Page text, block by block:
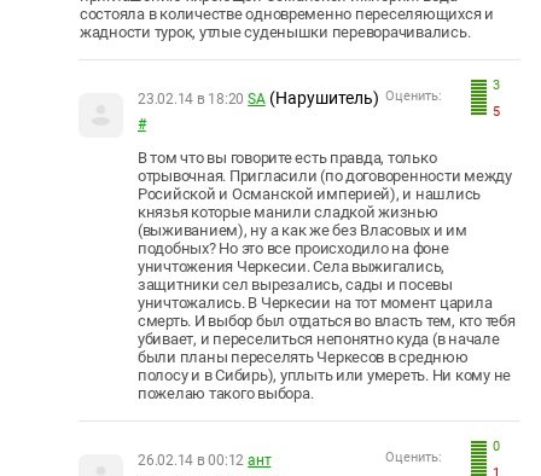
состояла в количестве одновременно переселяющихся и
жадности турок, утлые суденышки переворачивались.
3
5
Оценить:
23.02.14 в 18:20 SA (Нарушитель)
#
В том что вы говорите есть правда, только
отрывочная. Пригласили (по договоренности между
Росийской и Османской империей), и нашлись
князья которые манили сладкой жизнью
(выживанием), ну а как же без Власовых и им
подобных? Но это все происходило на фоне
уничтожения Черкесии. Села выжигались,
защитники сел вырезались, сады и посевы
уничтожались. В Черкесии на тот момент царила
смерть. И выбор был отдаться во власть тем, кто тебя
убивает, и переселиться непонятно куда (в начале
были планы переселять Черкесов в среднюю
полосу и в Сибирь), уплыть или умереть. Ни кому не
пожелаю такого выбора.
0
Оценить:
26.02.14 в 00:12 ант